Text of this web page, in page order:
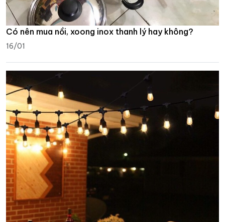
Có nên mua nồi, xoong inox thanh lý hay không?
16/01